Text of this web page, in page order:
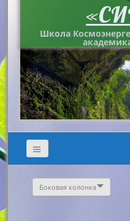
Школа
Боковая колонка